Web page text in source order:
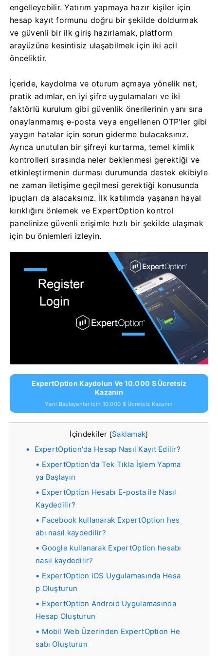
engelleyebilir. Yatırım yapmaya hazır kişiler için
hesap kayıt formunu doğru bir şekilde doldurmak
ve güvenli bir ilk giriş hazırlamak, platform
arayüzüne kesintisiz ulaşabilmek için iki acil
önceliktir.
İçeride, kaydolma ve oturum açmaya yönelik net,
pratik adımlar, en iyi şifre uygulamaları ve iki
faktörlü kurulum gibi güvenlik önerilerinin yanı sıra
onaylanmamış e-posta veya engellenen OTP'ler gibi
yaygın hatalar için sorun giderme bulacaksınız.
Ayrıca unutulan bir şifreyi kurtarma, temel kimlik
kontrolleri sırasında neler beklenmesi gerektiği ve
etkinleştirmenin durması durumunda destek ekibiyle
ne zaman iletişime geçilmesi gerektiği konusunda
ipuçları da alacaksınız. İlk katılımda yaşanan hayal
kırıklığını önlemek ve ExpertOption kontrol
panelinize güvenli erişimle hızlı bir şekilde ulaşmak
için bu önlemleri izleyin.
ExpertOption Kaydolun Ve 10.000 $ Ücretsiz
Kazanın
Yeni Başlayanlar Için 10.000 $ Ücretsiz Kazanın
İçindekiler [Saklamak]
ExpertOption'da Hesap Nasıl Kayıt Edilir?
ExpertOption'da Tek Tıkla İşlem Yapma
ya Başlayın
ExpertOption Hesabı E-posta ile Nasıl
Kaydedilir?
Facebook kullanarak ExpertOption hes
abı nasıl kaydedilir?
Google kullanarak ExpertOption hesabı
nasıl kaydedilir?
ExpertOption iOS Uygulamasında Hesa
p Oluşturun
ExpertOption Android Uygulamasında
Hesap Oluşturun
Mobil Web Üzerinden ExpertOption He
sabı Oluşturun